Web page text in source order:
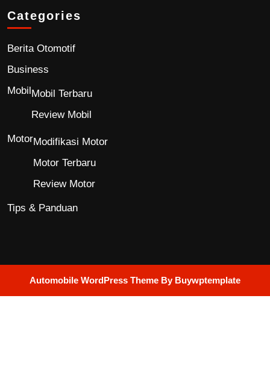
Categories
Berita Otomotif
Business
MobilMobil Terbaru
Review Mobil
MotorModifikasi Motor
Motor Terbaru
Review Motor
Tips & Panduan
Automobile WordPress Theme By Buywptemplate